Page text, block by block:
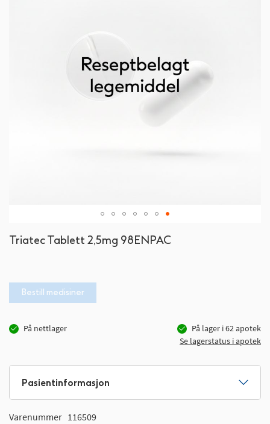
Triatec Tablett 2,5mg 98ENPAC
Bestill medisiner
På nettlager På lager i62apotek
Se lagerstatus i apotek
til
bildegalleri
Pasientinformasjon
Varenummer 116509